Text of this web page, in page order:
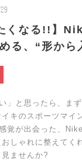
くなる!!】
る、“形から
」と思ったら、ま
キのスポーツマイ
覚が出会った、
しゃれに整えてく
ませんか?